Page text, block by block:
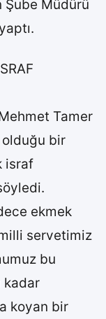
Şube Müdürü
Tamer
olduğu bir
israf
ekmek
servetimiz
bu
kadar
koyan bir